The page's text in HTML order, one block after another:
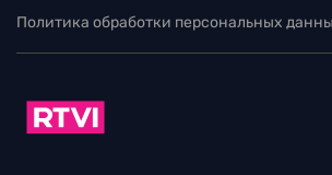
Политика обработки персональных